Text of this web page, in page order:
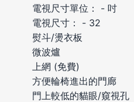
電視尺寸單位： - 吋
電視尺寸： - 32
熨斗/燙衣板
微波爐
上網 (免費)
方便輪椅進出的門廊
門上較低的貓眼/窺視孔